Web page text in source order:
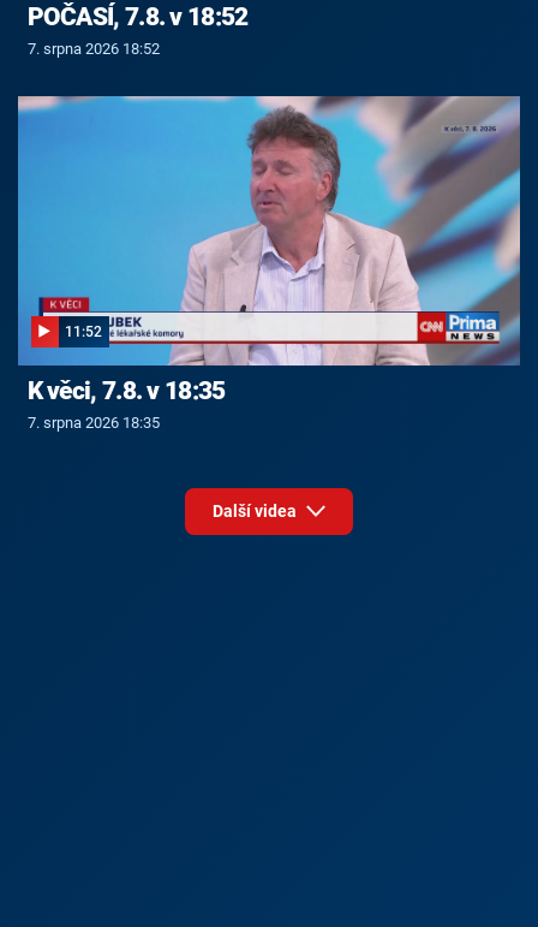
POČASÍ, 7.8. v 18:52
7. srpna 2026 18:52
11:52
K věci, 7.8. v 18:35
7. srpna 2026 18:35
Další videa